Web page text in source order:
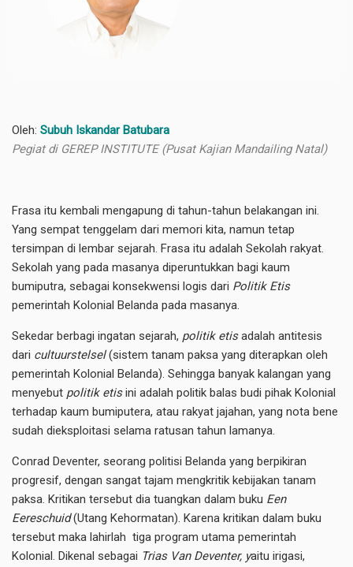
Oleh: Subuh Iskandar Batubara
Pegiat di GEREP INSTITUTE (Pusat Kajian Mandailing Natal)
Frasa itu kembali mengapung di tahun-tahun belakangan ini.
Yang sempat tenggelam dari memori kita, namun tetap
tersimpan di lembar sejarah. Frasa itu adalah Sekolah rakyat.
Sekolah yang pada masanya diperuntukkan bagi kaum
bumiputra, sebagai konsekwensi logis dari Politik Etis
pemerintah Kolonial Belanda pada masanya.
Sekedar berbagi ingatan sejarah, politik etisadalah antitesis
dari cultuurstelsel(sistem tanam paksa yang diterapkan oleh
pemerintah Kolonial Belanda). Sehingga banyak kalangan yang
menyebut politik etisini adalah politik balas budi pihak Kolonial
terhadap kaum bumiputera, atau rakyat jajahan, yang nota bene
sudah dieksploitasi selama ratusan tahun lamanya.
Conrad Deventer, seorang politisi Belanda yang berpikiran
progresif, dengan sangat tajam mengkritik kebijakan tanam
paksa. Kritikan tersebut dia tuangkan dalam buku Een
Eereschuid(Utang Kehormatan). Karena kritikan dalam buku
tersebut maka lahirlah tiga program utama pemerintah
Kolonial. Dikenal sebagai Trias Van Deventer, yaitu irigasi,